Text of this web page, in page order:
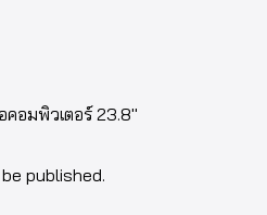
อมพิวเตอร์ 23.8″
published.